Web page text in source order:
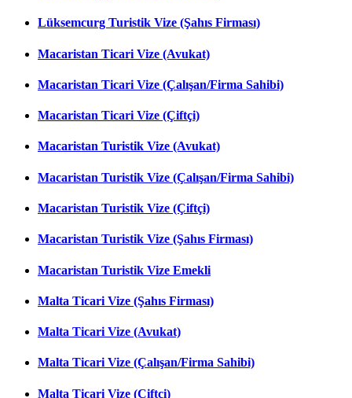
Lüksemcurg Turistik Vize (Şahıs Firması)
Macaristan Ticari Vize (Avukat)
Macaristan Ticari Vize (Çalışan/Firma Sahibi)
Macaristan Ticari Vize (Çiftçi)
Macaristan Turistik Vize (Avukat)
Macaristan Turistik Vize (Çalışan/Firma Sahibi)
Macaristan Turistik Vize (Çiftçi)
Macaristan Turistik Vize (Şahıs Firması)
Macaristan Turistik Vize Emekli
Malta Ticari Vize (Şahıs Firması)
Malta Ticari Vize (Avukat)
Malta Ticari Vize (Çalışan/Firma Sahibi)
Malta Ticari Vize (Çiftçi)